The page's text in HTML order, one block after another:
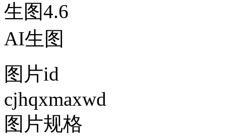
生图4.6
AI生图
图片id
cjhqxmaxwd
图片规格